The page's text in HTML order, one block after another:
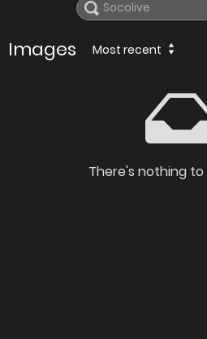
Images Most recent
There's nothing to